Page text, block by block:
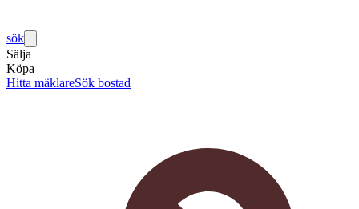
sök
Sälja
Köpa
Hitta mäklareSök bostad